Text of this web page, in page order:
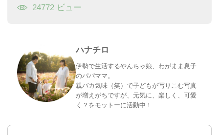
24772 ビュー
ハナチロ
伊勢で生活するやんちゃ娘、わがまま息子
のパパママ。
親バカ気味（笑）で子どもが写りこむ写真
が増えがちですが、元気に、楽しく、可愛
く？をモットーに活動中！